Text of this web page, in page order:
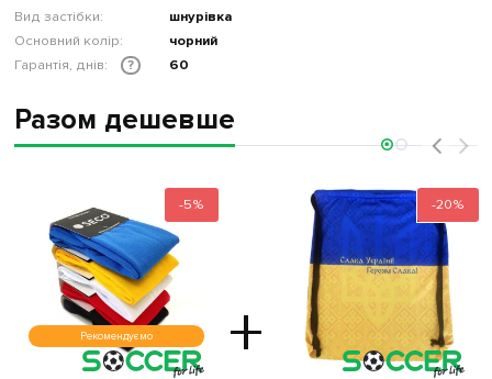
Вид застібки:
шнурівка
Основний колір:
чорний
Гарантія, днів:
? 60
Разом дешевше
-5%
Рекомендуємо +
-20%